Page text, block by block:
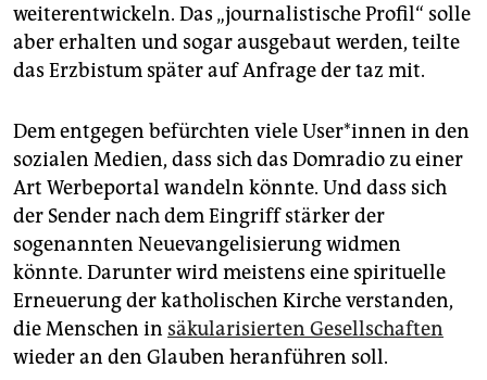
weiterentwickeln. Das „journalistische Profil“ solle
aber erhalten und sogar ausgebaut werden, teilte
das Erzbistum später auf Anfrage der taz mit.
Dem entgegen befürchten viele Use­r*in­nen in den
sozialen Medien, dass sich das Domradio zu einer
Art Werbeportal wandeln könnte. Und dass sich
der Sender nach dem Eingriff stärker der
sogenannten Neuevangelisierung widmen
könnte. Darunter wird meistens eine spirituelle
Erneuerung der katholischen Kirche verstanden,
die Menschen in säkularisierten Gesellschaften
wieder an den Glauben heranführen soll.